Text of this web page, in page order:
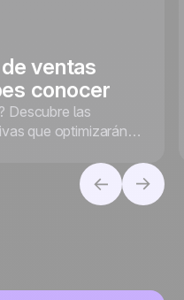
ventas
conocer
Descubre las
que optimizarán